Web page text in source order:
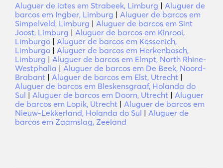
Aluguer de iates em Strabeek, Limburg | Aluguer de
barcos em Ingber, Limburg | Aluguer de barcos em
Simpelveld, Limburg | Aluguer de barcos em Sint
Joost, Limburg | Aluguer de barcos em Kinrooi,
Limburgo | Aluguer de barcos em Kessenich,
Limburgo | Aluguer de barcos em Herkenbosch,
Limburg | Aluguer de barcos em Elmpt, North Rhine-
Westphalia | Aluguer de barcos em De Beek, Noord-
Brabant | Aluguer de barcos em Elst, Utrecht |
Aluguer de barcos em Bleskensgraaf, Holanda do
Sul | Aluguer de barcos em Doorn, Utrecht | Aluguer
de barcos em Lopik, Utrecht | Aluguer de barcos em
Nieuw-Lekkerland, Holanda do Sul | Aluguer de
barcos em Zaamslag, Zeeland